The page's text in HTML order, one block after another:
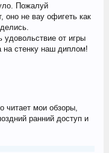
Пожалуй
оно не вау офигеть как
удовольствие от игры
на стенку наш диплом!
читает мои обзоры,
ранний доступ и